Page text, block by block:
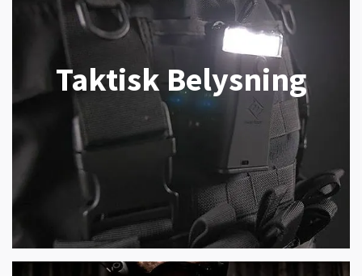
Taktisk Belysning